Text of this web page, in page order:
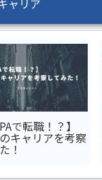
ャリア
で転職！？】
キャリアを考察
！